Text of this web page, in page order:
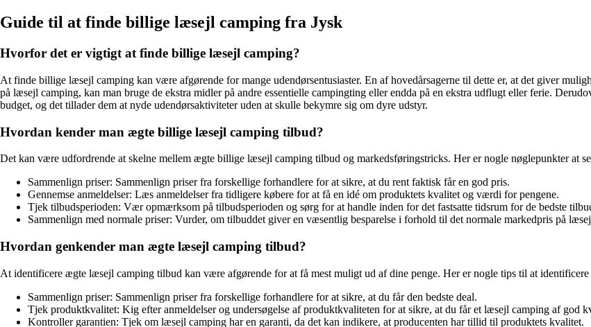
Guide til at finde billige læsejl camping fra Jysk
Hvorfor det er vigtigt at finde billige læsejl camping?
At finde billige læsejl camping kan være afgørende for mange udendørsentusiaster. En af hovedårsagerne til dette er, at det giver
på læsejl camping, kan man bruge de ekstra midler på andre essentielle campingting eller endda på en ekstra udflugt eller ferie.
budget, og det tillader dem at nyde udendørsaktiviteter uden at skulle bekymre sig om dyre udstyr.
Hvordan kender man ægte billige læsejl camping tilbud?
Det kan være udfordrende at skelne mellem ægte billige læsejl camping tilbud og markedsføringstricks. Her er nogle nøglepunkter at
Sammenlign priser: Sammenlign priser fra forskellige forhandlere for at sikre, at du rent faktisk får en god pris.
Gennemse anmeldelser: Læs anmeldelser fra tidligere købere for at få en idé om produktets kvalitet og værdi for pengene.
Tjek tilbudsperioden: Vær opmærksom på tilbudsperioden og sørg for at handle inden for det fastsatte tidsrum for de bedste
Sammenlign med normale priser: Vurder, om tilbuddet giver en væsentlig besparelse i forhold til det normale markedpris på
Hvordan genkender man ægte læsejl camping tilbud?
At identificere ægte læsejl camping tilbud kan være afgørende for at få mest muligt ud af dine penge. Her er nogle tips til at
Sammenlign priser: Sammenlign priser fra forskellige forhandlere for at sikre, at du får den bedste deal.
Tjek produktkvalitet: Kig efter anmeldelser og undersøgelse af produktkvaliteten for at sikre, at du får et læsejl camping af god
Kontroller garantien: Tjek om læsejl camping har en garanti, da det kan indikere, at producenten har tillid til produktets kvalitet.